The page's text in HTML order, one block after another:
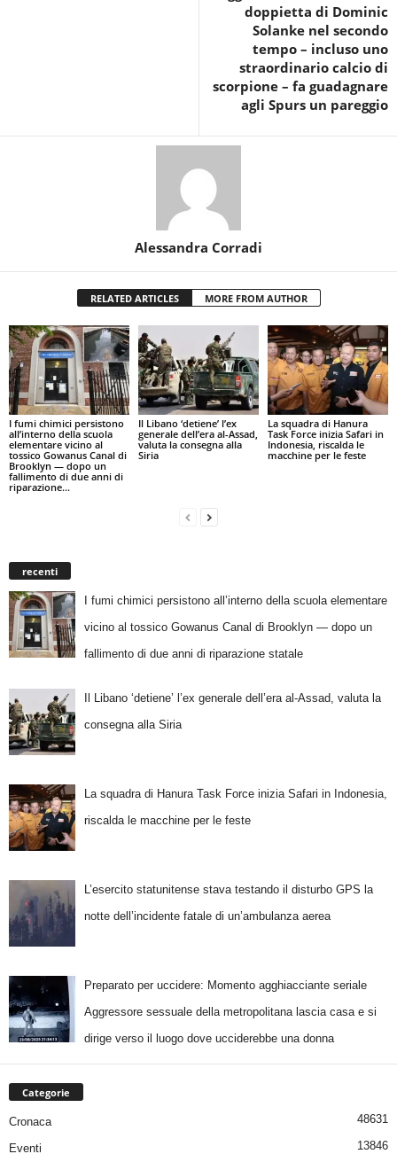
doppietta di Dominic
Solanke nel secondo
tempo – incluso uno
straordinario calcio di
scorpione – fa guadagnare
agli Spurs un pareggio
Alessandra Corradi
RELATED ARTICLES MORE FROM AUTHOR
I fumi chimici persistono
all’interno della scuola
elementare vicino al
tossico Gowanus Canal di
Brooklyn — dopo un
fallimento di due anni di
riparazione...
Il Libano ‘detiene’ l’ex
generale dell’era al-Assad,
valuta la consegna alla
Siria
La squadra di Hanura
Task Force inizia Safari in
Indonesia, riscalda le
macchine per le feste
recenti
I fumi chimici persistono all’interno della scuola elementare
vicino al tossico Gowanus Canal di Brooklyn — dopo un
fallimento di due anni di riparazione statale
Il Libano ‘detiene’ l’ex generale dell’era al-Assad, valuta la
consegna alla Siria
La squadra di Hanura Task Force inizia Safari in Indonesia,
riscalda le macchine per le feste
L’esercito statunitense stava testando il disturbo GPS la
notte dell’incidente fatale di un’ambulanza aerea
Preparato per uccidere: Momento agghiacciante seriale
Aggressore sessuale della metropolitana lascia casa e si
dirige verso il luogo dove ucciderebbe una donna
Categorie
Cronaca 48631
Eventi 13846